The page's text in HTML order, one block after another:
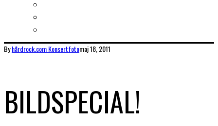
Byhårdrock.comKonsertfotomaj 18, 2011
BILDSPECIAL!